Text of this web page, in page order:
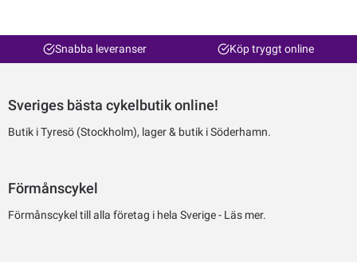
Snabba leveranser Köp tryggt online
Sveriges bästa cykelbutik online!
Butik i Tyresö (Stockholm), lager & butik i Söderhamn.
Förmånscykel
Förmånscykel till alla företag i hela Sverige - Läs mer.